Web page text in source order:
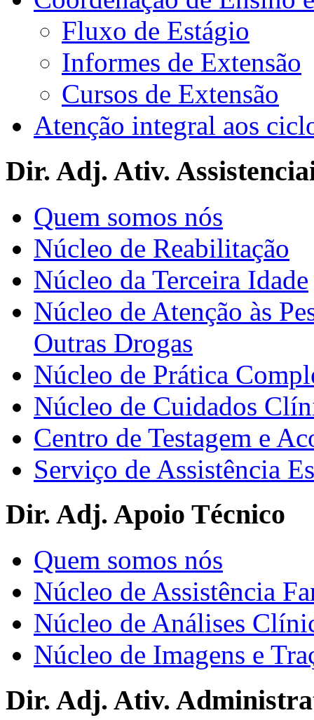
Fluxo de Estágio
Informes de Extensão
Cursos de Extensão
Atenção integral aos
Dir. Adj. Ativ.
Quem somos nós
Núcleo de Reabilitação
Núcleo da Terceira Idade
Núcleo de Atenção às
Outras Drogas
Núcleo de Prática
Núcleo de Cuidados
Centro de Testagem e
Serviço de Assistência
Dir. Adj. Apoio Técnico
Quem somos nós
Núcleo de Assistência
Núcleo de Análises
Núcleo de Imagens e
Dir. Adj. Ativ.